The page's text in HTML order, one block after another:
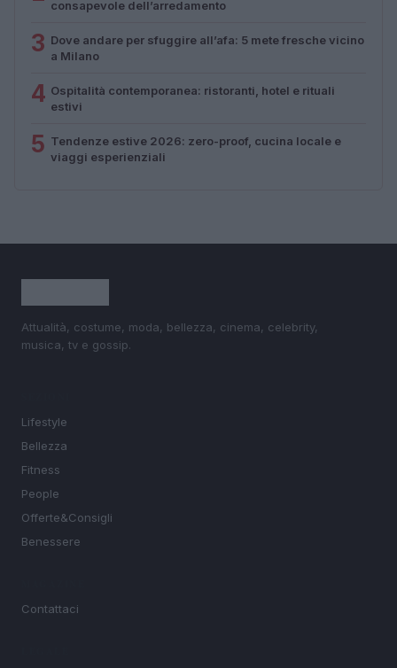
consapevole dell’arredamento
3 Dove andare per sfuggire all’afa: 5 mete fresche vicino
a Milano
4 Ospitalità contemporanea: ristoranti, hotel e rituali
estivi
5 Tendenze estive 2026: zero-proof, cucina locale e
viaggi esperienziali
Attualità, costume, moda, bellezza, cinema, celebrity,
musica, tv e gossip.
Lifestyle
Bellezza
Fitness
People
Offerte&Consigli
Benessere
Contattaci